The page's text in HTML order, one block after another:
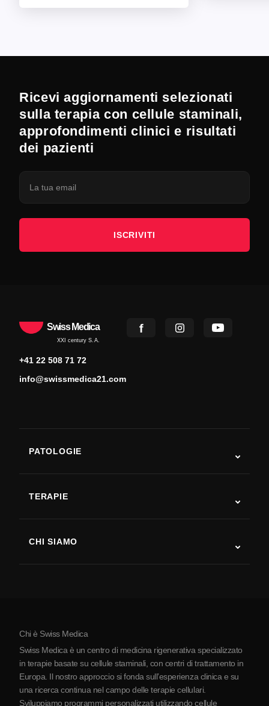
Ricevi aggiornamenti selezionati
sulla terapia con cellule staminali,
approfondimenti clinici e risultati
dei pazienti
ISCRIVITI
Swiss Medica
XXI century S.A.
+41 22 508 71 72
info@swissmedica21.com
PATOLOGIE
Malattia di Parkinson
Artrite
TERAPIE
CHI SIAMO
La Serbia
Partnership
Chi è Swiss Medica
Swiss Medica è un centro di medicina rigenerativa specializzato
in terapie basate su cellule staminali, con centri di trattamento in
Europa. Il nostro approccio si fonda sull’esperienza clinica e su
una ricerca continua nel campo delle terapie cellulari.
Sviluppiamo programmi personalizzati utilizzando cellule